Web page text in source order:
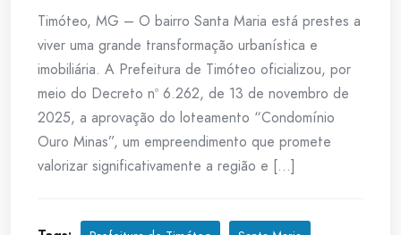
Timóteo, MG – O bairro Santa Maria está prestes a
viver uma grande transformação urbanística e
imobiliária. A Prefeitura de Timóteo oficializou, por
meio do Decreto nº 6.262, de 13 de novembro de
2025, a aprovação do loteamento “Condomínio
Ouro Minas”, um empreendimento que promete
valorizar significativamente a região e [...]